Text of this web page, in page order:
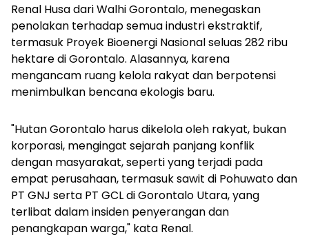
Renal Husa dari Walhi Gorontalo, menegaskan
penolakan terhadap semua industri ekstraktif,
termasuk Proyek Bioenergi Nasional seluas 282 ribu
hektare di Gorontalo. Alasannya, karena
mengancam ruang kelola rakyat dan berpotensi
menimbulkan bencana ekologis baru.
"Hutan Gorontalo harus dikelola oleh rakyat, bukan
korporasi, mengingat sejarah panjang konflik
dengan masyarakat, seperti yang terjadi pada
empat perusahaan, termasuk sawit di Pohuwato dan
PT GNJ serta PT GCL di Gorontalo Utara, yang
terlibat dalam insiden penyerangan dan
penangkapan warga," kata Renal.